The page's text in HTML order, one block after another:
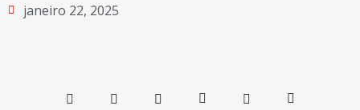
janeiro 22, 2025